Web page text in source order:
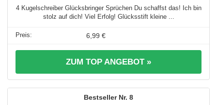
4 Kugelschreiber Glücksbringer Sprüchen Du schaffst das! Ich bin
stolz auf dich! Viel Erfolg! Glücksstift kleine ...
6,99 €
ZUM TOP ANGEBOT »
8